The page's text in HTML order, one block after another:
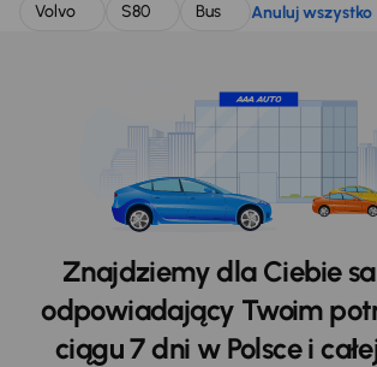
Volvo
S80 Bus Anuluj wszystko
Znajdziemy dla Ciebie
odpowiadający Twoim
ciągu 7 dni w Polsce i